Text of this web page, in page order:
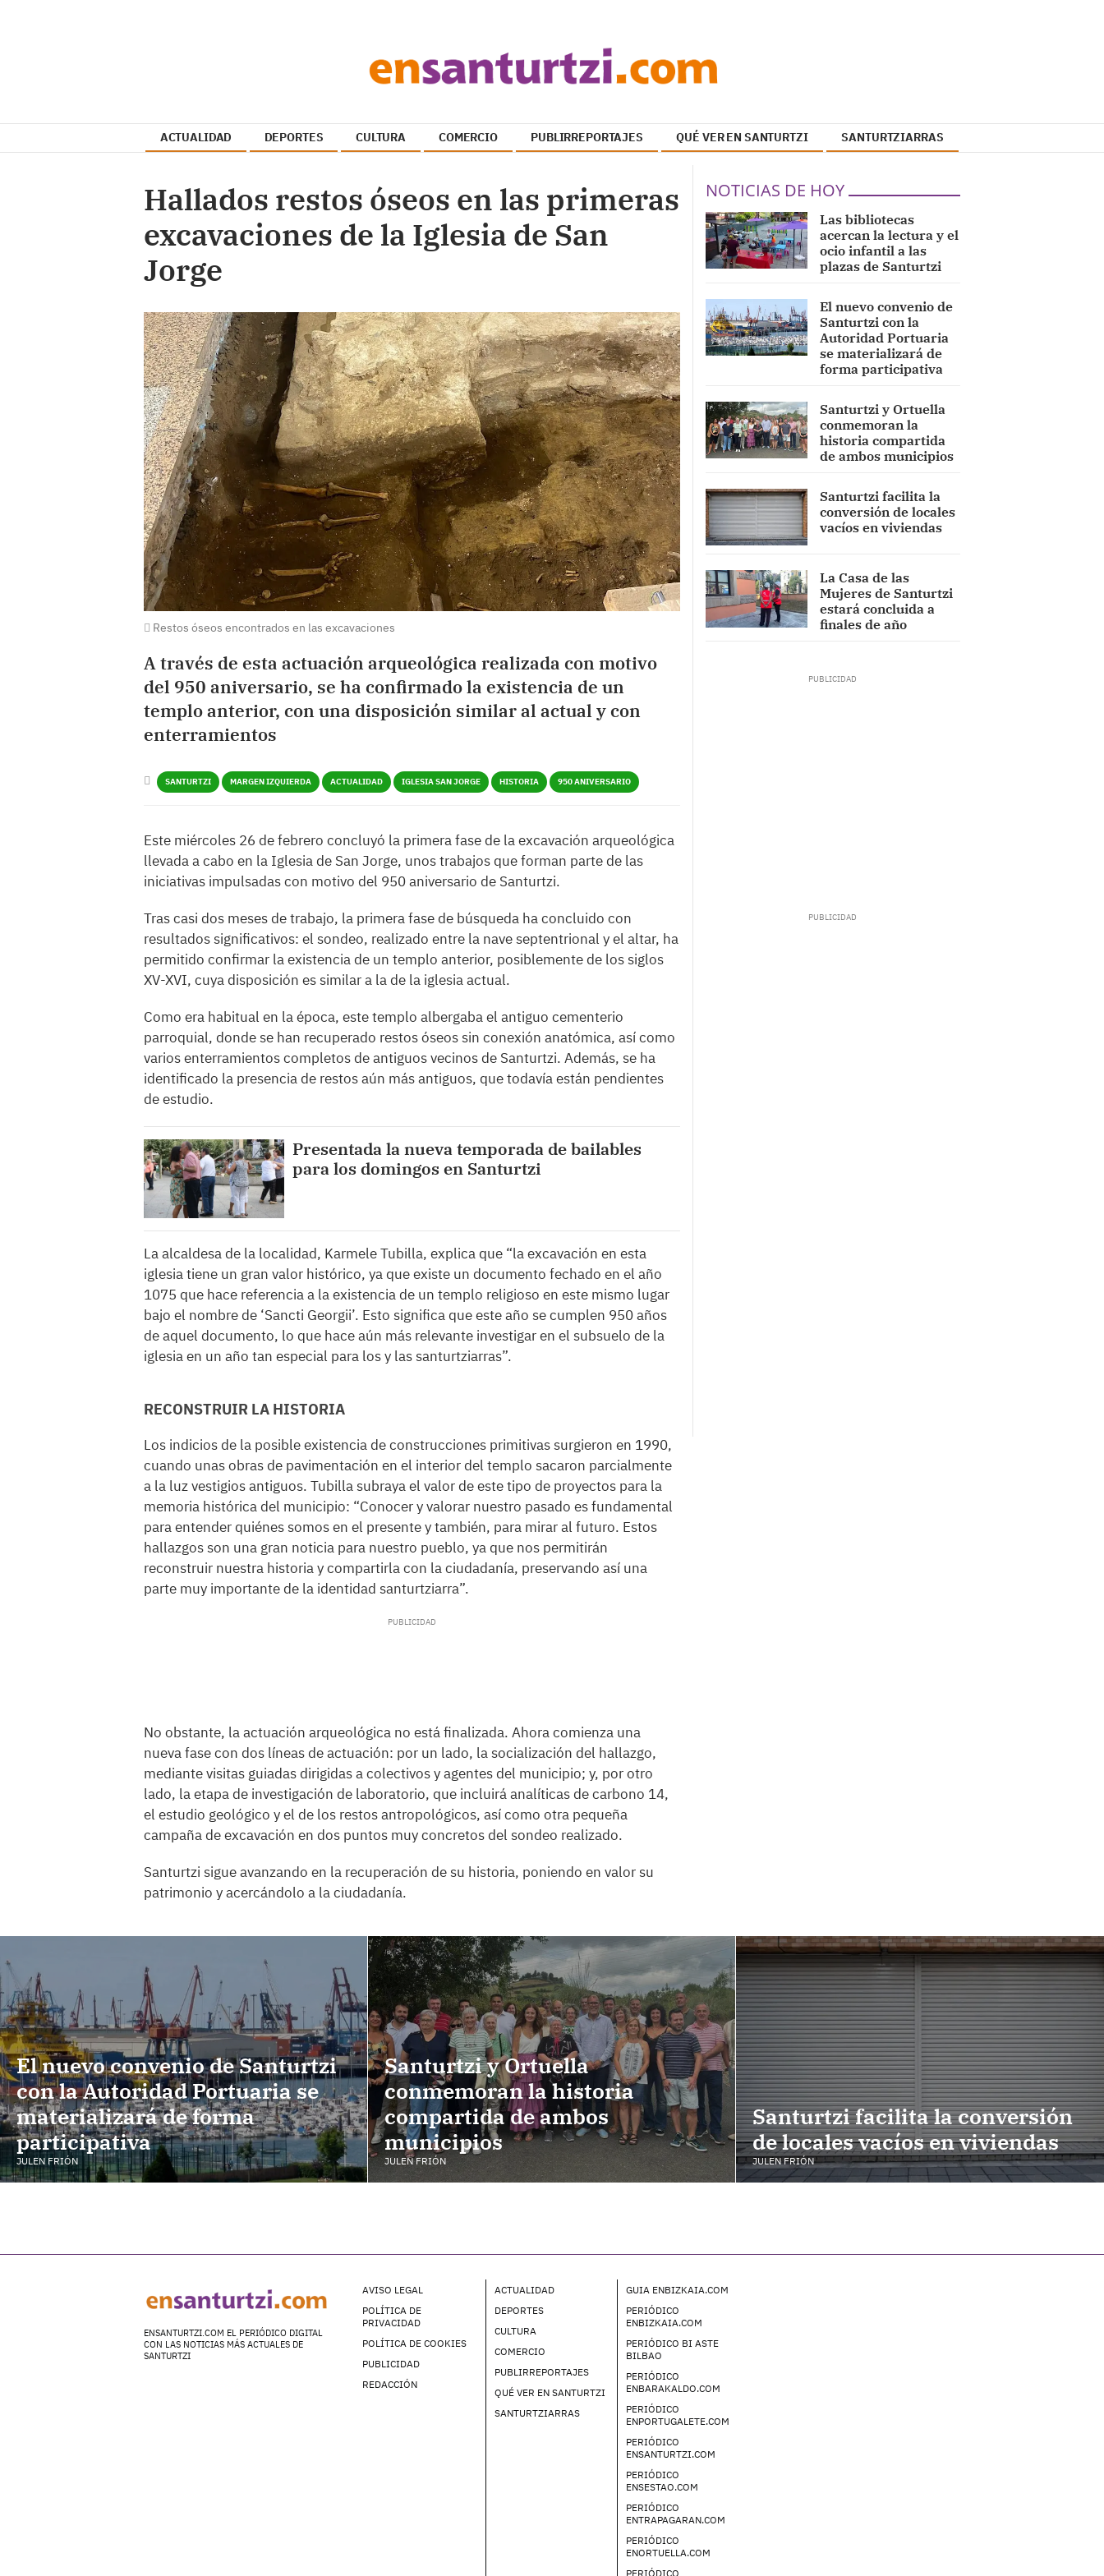
ACTUALIDAD DEPORTES CULTURA COMERCIO PUBLIRREPORTAJES QUÉ VER EN SANTURTZI SANTURTZIARRAS
Hallados restos óseos en las primeras
excavaciones de la Iglesia de San
Jorge
Restos óseos encontrados en las excavaciones
A través de esta actuación arqueológica realizada con motivo
del 950 aniversario, se ha confirmado la existencia de un
templo anterior, con una disposición similar al actual y con
enterramientos
SANTURTZI MARGEN IZQUIERDA ACTUALIDAD IGLESIA SAN JORGE HISTORIA 950 ANIVERSARIO
Este miércoles 26 de febrero concluyó la primera fase de la excavación arqueológica
llevada a cabo en la Iglesia de San Jorge, unos trabajos que forman parte de las
iniciativas impulsadas con motivo del 950 aniversario de Santurtzi.
Tras casi dos meses de trabajo, la primera fase de búsqueda ha concluido con
resultados significativos: el sondeo, realizado entre la nave septentrional y el altar, ha
permitido confirmar la existencia de un templo anterior, posiblemente de los siglos
XV-XVI, cuya disposición es similar a la de la iglesia actual.
Como era habitual en la época, este templo albergaba el antiguo cementerio
parroquial, donde se han recuperado restos óseos sin conexión anatómica, así como
varios enterramientos completos de antiguos vecinos de Santurtzi. Además, se ha
identificado la presencia de restos aún más antiguos, que todavía están pendientes
de estudio.
Presentada la nueva temporada de bailables
para los domingos en Santurtzi
La alcaldesa de la localidad, Karmele Tubilla, explica que “la excavación en esta
iglesia tiene un gran valor histórico, ya que existe un documento fechado en el año
1075 que hace referencia a la existencia de un templo religioso en este mismo lugar
bajo el nombre de ‘Sancti Georgii’. Esto significa que este año se cumplen 950 años
de aquel documento, lo que hace aún más relevante investigar en el subsuelo de la
iglesia en un año tan especial para los y las santurtziarras”.
RECONSTRUIR LA HISTORIA
Los indicios de la posible existencia de construcciones primitivas surgieron en 1990,
cuando unas obras de pavimentación en el interior del templo sacaron parcialmente
a la luz vestigios antiguos. Tubilla subraya el valor de este tipo de proyectos para la
memoria histórica del municipio: “Conocer y valorar nuestro pasado es fundamental
para entender quiénes somos en el presente y también, para mirar al futuro. Estos
hallazgos son una gran noticia para nuestro pueblo, ya que nos permitirán
reconstruir nuestra historia y compartirla con la ciudadanía, preservando así una
parte muy importante de la identidad santurtziarra”.
No obstante, la actuación arqueológica no está finalizada. Ahora comienza una
nueva fase con dos líneas de actuación: por un lado, la socialización del hallazgo,
mediante visitas guiadas dirigidas a colectivos y agentes del municipio; y, por otro
lado, la etapa de investigación de laboratorio, que incluirá analíticas de carbono 14,
el estudio geológico y el de los restos antropológicos, así como otra pequeña
campaña de excavación en dos puntos muy concretos del sondeo realizado.
Santurtzi sigue avanzando en la recuperación de su historia, poniendo en valor su
patrimonio y acercándolo a la ciudadanía.
NOTICIAS DE HOY
Las bibliotecas
acercan la lectura y el
ocio infantil a las
plazas de Santurtzi
El nuevo convenio de
Santurtzi con la
Autoridad Portuaria
se materializará de
forma participativa
Santurtzi y Ortuella
conmemoran la
historia compartida
de ambos municipios
Santurtzi facilita la
conversión de locales
vacíos en viviendas
La Casa de las
Mujeres de Santurtzi
estará concluida a
finales de año
El nuevo convenio de Santurtzi
con la Autoridad Portuaria se
materializará de forma
participativa
JULEN FRIÓN
Santurtzi y Ortuella
conmemoran la historia
compartida de ambos
municipios
JULEN FRIÓN
Santurtzi facilita la conversión
de locales vacíos en viviendas
JULEN FRIÓN
ENSANTURTZI.COM EL PERIÓDICO DIGITAL
CON LAS NOTICIAS MÁS ACTUALES DE
SANTURTZI
AVISO LEGAL
POLÍTICA DE
PRIVACIDAD
POLÍTICA DE COOKIES
PUBLICIDAD
REDACCIÓN
ACTUALIDAD
DEPORTES
CULTURA
COMERCIO
PUBLIRREPORTAJES
QUÉ VER EN SANTURTZI
SANTURTZIARRAS
GUIA ENBIZKAIA.COM
PERIÓDICO
ENBIZKAIA.COM
PERIÓDICO BI ASTE
BILBAO
PERIÓDICO
ENBARAKALDO.COM
PERIÓDICO
ENPORTUGALETE.COM
PERIÓDICO
ENSANTURTZI.COM
PERIÓDICO
ENSESTAO.COM
PERIÓDICO
ENTRAPAGARAN.COM
PERIÓDICO
ENORTUELLA.COM
PERIÓDICO